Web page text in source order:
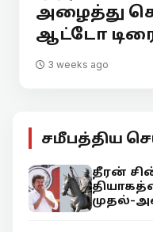
அழைத்து
ஆட்டோ
3 weeks ago
சமீபத்திய
தீரன்
முதல்-